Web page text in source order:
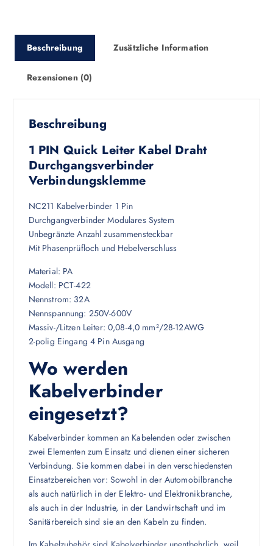
Beschreibung Zusätzliche Information
Rezensionen (0)
Beschreibung
1 PIN Quick Leiter Kabel Draht
Durchgangsverbinder
Verbindungsklemme
NC211 Kabelverbinder 1 Pin
Durchgangverbinder Modulares System
Unbegränzte Anzahl zusammensteckbar
Mit Phasenprüfloch und Hebelverschluss
Material: PA
Modell: PCT-422
Nennstrom: 32A
Nennspannung: 250V-600V
Massiv-/Litzen Leiter: 0,08-4,0 mm²/28-12AWG
2-polig Eingang 4 Pin Ausgang
Wo werden
Kabelverbinder
eingesetzt?
Kabelverbinder kommen an Kabelenden oder zwischen
zwei Elementen zum Einsatz und dienen einer sicheren
Verbindung. Sie kommen dabei in den verschiedensten
Einsatzbereichen vor: Sowohl in der Automobilbranche
als auch natürlich in der Elektro- und Elektronikbranche,
als auch in der Industrie, in der Landwirtschaft und im
Sanitärbereich sind sie an den Kabeln zu finden.